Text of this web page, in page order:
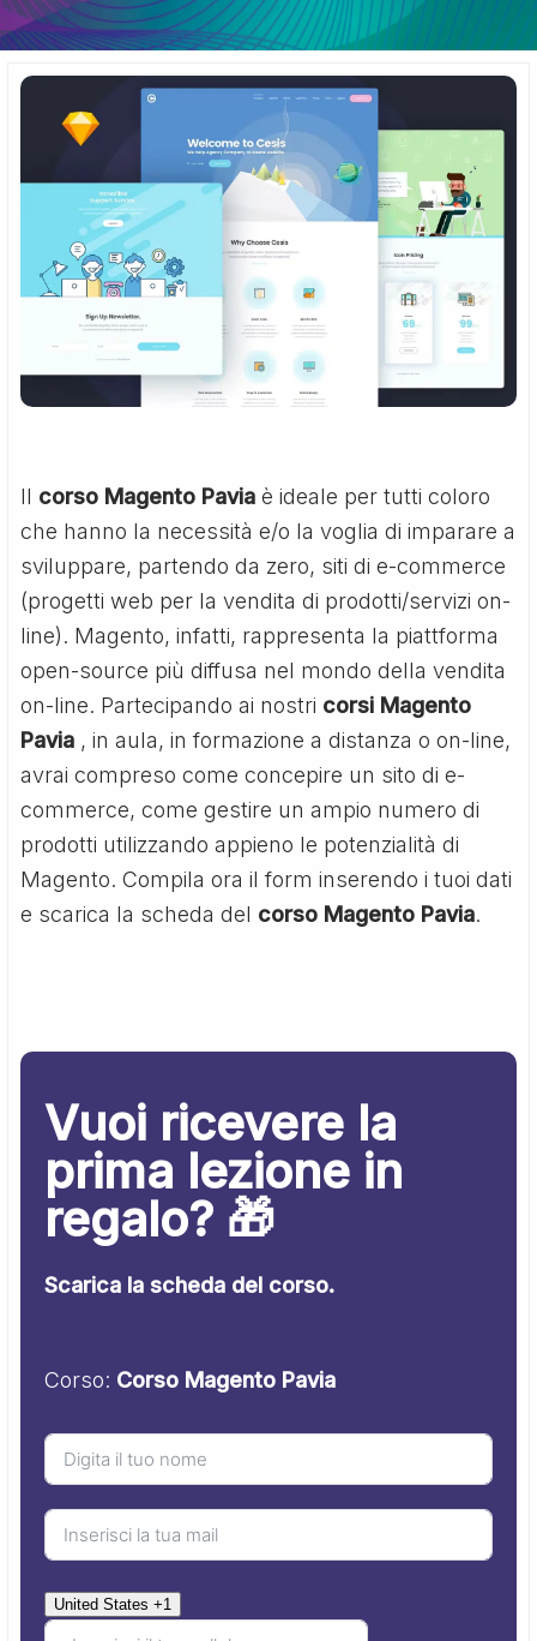
Il corso Magento Pavia è ideale per tutti coloro
che hanno la necessità e/o la voglia di imparare a
sviluppare, partendo da zero, siti di e-commerce
(progetti web per la vendita di prodotti/servizi on-
line). Magento, infatti, rappresenta la piattforma
open-source più diffusa nel mondo della vendita
on-line. Partecipando ai nostri corsi Magento
Pavia , in aula, in formazione a distanza o on-line,
avrai compreso come concepire un sito di e-
commerce, come gestire un ampio numero di
prodotti utilizzando appieno le potenzialità di
Magento. Compila ora il form inserendo i tuoi dati
e scarica la scheda del corso Magento Pavia.
Vuoi ricevere la
prima lezione in
regalo? 🎁
Scarica la scheda del corso.
Corso: Corso Magento Pavia
United States +1